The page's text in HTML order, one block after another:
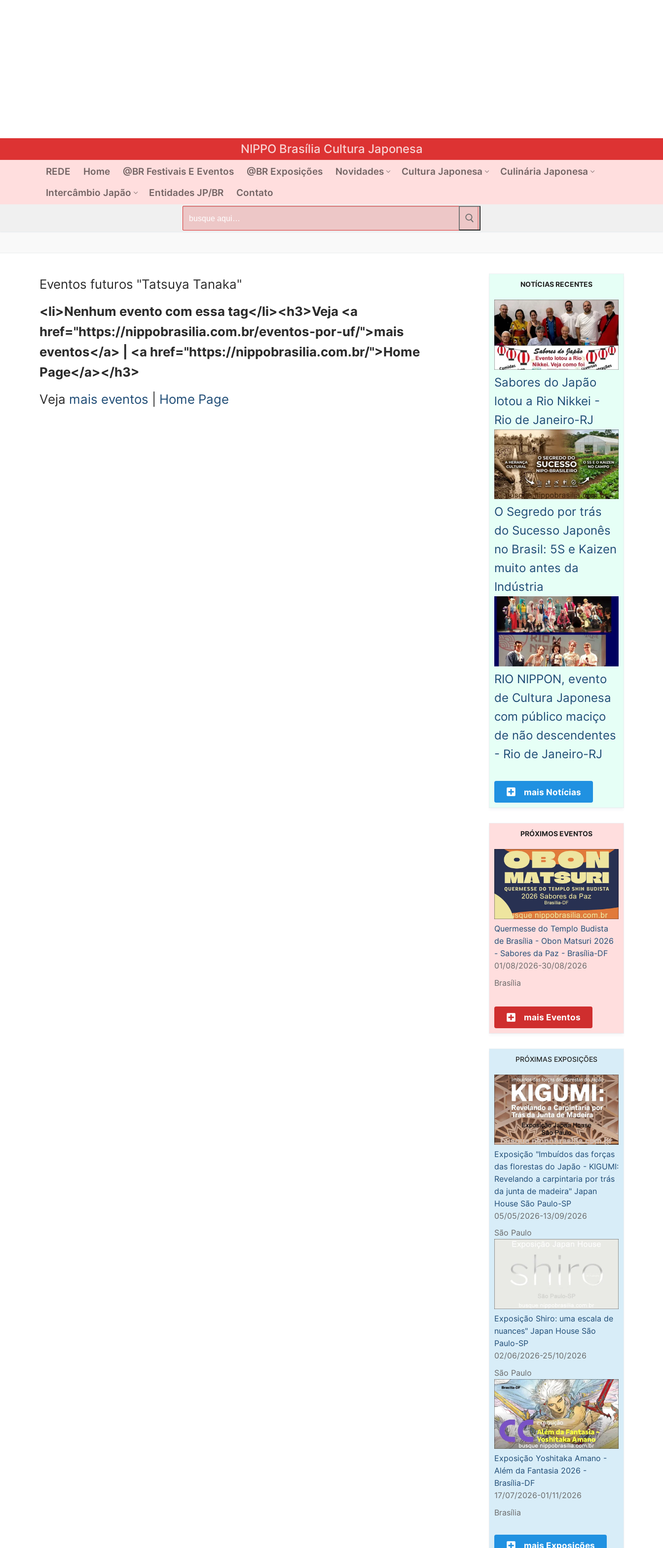
NIPPO Brasília Cultura Japonesa
REDE Home @BR Festivais E Eventos @BR Exposições Novidades Cultura Japonesa
Culinária Japonesa
Intercâmbio Japão
Entidades JP/BR Contato
por:
Eventos futuros "Tatsuya Tanaka"
<li>Nenhum evento com essa tag</li><h3>Veja <a
href="https://nippobrasilia.com.br/eventos-por-uf/">mais
eventos</a> | <a href="https://nippobrasilia.com.br/">Home
Page</a></h3>
Veja mais eventos Home Page
NOTÍCIAS RECENTES
Sabores do Japão
lotou a Rio Nikkei -
Rio de Janeiro-RJ
O Segredo por trás
do Sucesso Japonês
no Brasil: 5S e Kaizen
muito antes da
Indústria
RIO NIPPON, evento
de Cultura Japonesa
com público maciço
de não descendentes
- Rio de Janeiro-RJ
mais Notícias
PRÓXIMOS EVENTOS
Quermesse do Templo Budista
de Brasília - Obon Matsuri 2026
- Sabores da Paz - Brasília-DF
01/08/2026-30/08/2026
Brasília
mais Eventos
PRÓXIMAS EXPOSIÇÕES
Exposição "Imbuídos das forças
das florestas do Japão - KIGUMI:
Revelando a carpintaria por trás
da junta de madeira" Japan
House São Paulo-SP
05/05/2026-13/09/2026
São Paulo
Exposição Shiro: uma escala de
nuances" Japan House São
Paulo-SP
02/06/2026-25/10/2026
São Paulo
Exposição Yoshitaka Amano -
Além da Fantasia 2026 -
Brasília-DF
17/07/2026-01/11/2026
Brasília
mais Exposições